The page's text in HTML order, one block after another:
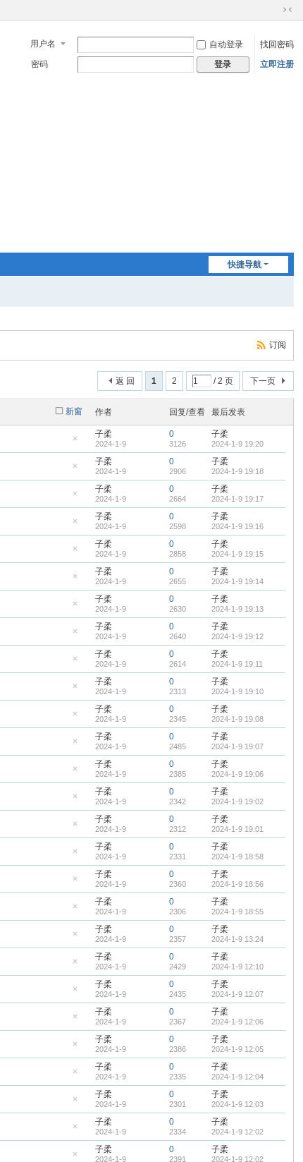
切
到
窄
用户名 自动登录
找回密码
密码
登录 立即注册
快捷导航
订阅
1 2 / 2 页 下一页
返 回
新窗 作者 回复/查看 最后发表
藏
置
帖
子柔
2024-1-9
0
3126
子柔
2024-1-9 19:20
藏
置
帖
子柔
2024-1-9
0
2906
子柔
2024-1-9 19:18
藏
置
帖
子柔
2024-1-9
0
2664
子柔
2024-1-9 19:17
藏
置
帖
子柔
2024-1-9
0
2598
子柔
2024-1-9 19:16
藏
置
帖
子柔
2024-1-9
0
2858
子柔
2024-1-9 19:15
藏
置
帖
子柔
2024-1-9
0
2655
子柔
2024-1-9 19:14
藏
置
帖
子柔
2024-1-9
0
2630
子柔
2024-1-9 19:13
藏
置
帖
子柔
2024-1-9
0
2640
子柔
2024-1-9 19:12
藏
置
帖
子柔
2024-1-9
0
2614
子柔
2024-1-9 19:11
藏
置
帖
子柔
2024-1-9
0
2313
子柔
2024-1-9 19:10
藏
置
帖
子柔
2024-1-9
0
2345
子柔
2024-1-9 19:08
藏
置
帖
子柔
2024-1-9
0
2485
子柔
2024-1-9 19:07
藏
置
帖
子柔
2024-1-9
0
2385
子柔
2024-1-9 19:06
藏
置
帖
子柔
2024-1-9
0
2342
子柔
2024-1-9 19:02
藏
置
帖
子柔
2024-1-9
0
2312
子柔
2024-1-9 19:01
藏
置
帖
子柔
2024-1-9
0
2331
子柔
2024-1-9 18:58
藏
置
帖
子柔
2024-1-9
0
2360
子柔
2024-1-9 18:56
藏
置
帖
子柔
2024-1-9
0
2306
子柔
2024-1-9 18:55
藏
置
帖
子柔
2024-1-9
0
2357
子柔
2024-1-9 13:24
藏
置
帖
子柔
2024-1-9
0
2429
子柔
2024-1-9 12:10
藏
置
帖
子柔
2024-1-9
0
2435
子柔
2024-1-9 12:07
藏
置
帖
子柔
2024-1-9
0
2367
子柔
2024-1-9 12:06
藏
置
帖
子柔
2024-1-9
0
2386
子柔
2024-1-9 12:05
藏
置
帖
子柔
2024-1-9
0
2335
子柔
2024-1-9 12:04
藏
置
帖
子柔
2024-1-9
0
2301
子柔
2024-1-9 12:03
藏
置
子柔
2024-1-9
0
2334
子柔
2024-1-9 12:02
子柔
2024-1-9
0
2391
子柔
2024-1-9 12:02